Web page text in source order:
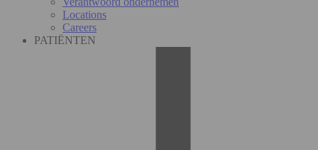
Locations
Careers
PATIËNTEN